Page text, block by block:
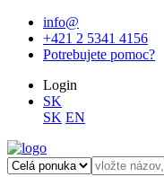
info@
+421 2 5341 4156
Potrebujete pomoc?
Login
SK
SK EN